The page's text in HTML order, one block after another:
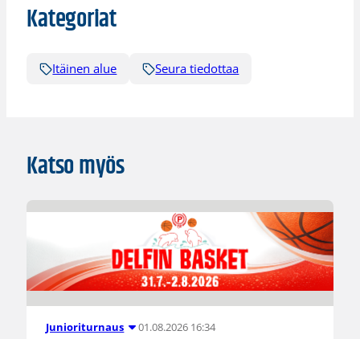
Kategoriat
Itäinen alue Seura tiedottaa
Katso myös
Junioriturnaus 01.08.2026 16:34